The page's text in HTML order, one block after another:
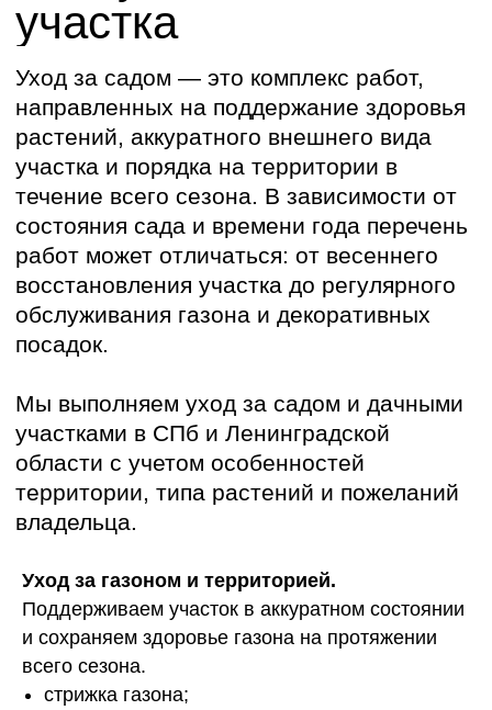
Уход за газоном и территорией.
Поддерживаем участок в аккуратном состоянии
и сохраняем здоровье газона на протяжении
всего сезона.
стрижка газона;
садом на участке
РУССКИЕ РОСЫ
Регулярный уход за садом выполняется
участок в хорошем состоянии на
протяжении всего сезона и своевременно